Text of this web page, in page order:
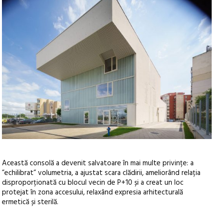
Această consolă a devenit salvatoare în mai multe privințe: a
”echilibrat” volumetria, a ajustat scara clădirii, ameliorând relația
disproporționată cu blocul vecin de P+10 și a creat un loc
protejat în zona accesului, relaxând expresia arhitecturală
ermetică și sterilă.